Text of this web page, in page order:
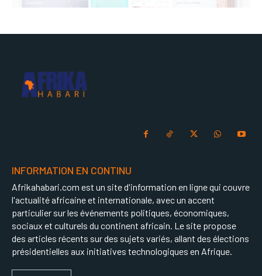
INFORMATION EN CONTINU
Afrikahabari.com est un site d'information en ligne qui couvre
l'actualité africaine et internationale, avec un accent
particulier sur les événements politiques, économiques,
sociaux et culturels du continent africain. Le site propose
des articles récents sur des sujets variés, allant des élections
présidentielles aux initiatives technologiques en Afrique.